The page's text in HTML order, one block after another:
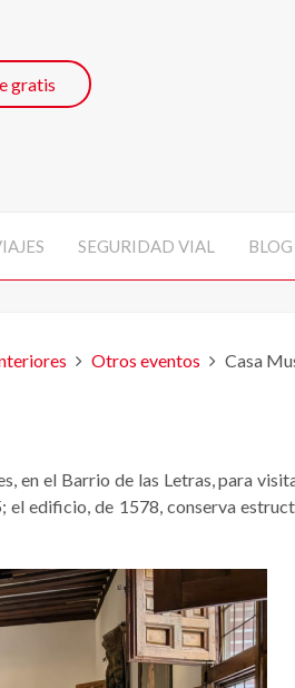
gratis
SEGURIDAD VIAL BLOG
Otros eventos Casa
en el Barrio de las Letras, para
edificio, de 1578, conserva